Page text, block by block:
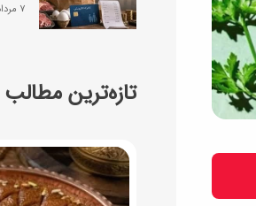
7 مرداد 1405
تازه‌ترین مطالب